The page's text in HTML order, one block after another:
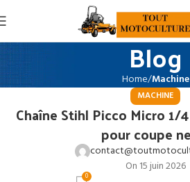
Blog
Home Machine
MACHINE
Chaîne Stihl Picco Micro 1/
pour coupe
On 15 juin 2026
0